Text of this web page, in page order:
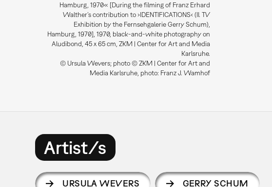
Hamburg, 1970« [During the filming of Franz Erhard
Walther’s contribution to ›IDENTIFICATIONS‹ (II. TV
Exhibition by the Fernsehgalerie Gerry Schum),
Hamburg, 1970], 1970, black-and-white photography on
Aludibond, 45 x 65 cm, ZKM | Center for Art and Media
Karlsruhe.
© Ursula Wevers; photo © ZKM | Center for Art and
Media Karlsruhe, photo: Franz J. Wamhof
Artist/s
URSULA WEVERS GERRY SCHUM